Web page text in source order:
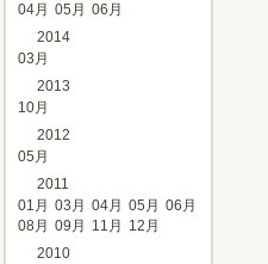
04月 05月 06月
2014
03月
2013
10月
2012
05月
2011
01月 03月 04月 05月 06月
08月 09月 11月
12月
2010